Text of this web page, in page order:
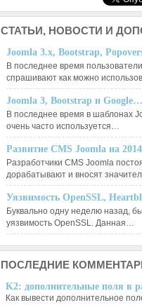
СТАТЬИ, НОВОСТИ И
Joomla 3.x, Bootstrap,
В последнее время
спрашивают как можно
Joomla 3, Bootstrap и Google…
В последнее время в шаблонах
очень часто используется…
Развитие CMS Joomla на
Разработчики CMS Joomla
дорабатывают и вносят
Уязвимость OpenSSL,
Буквально одну неделю назад,
уязвимость OpenSSL. Данная…
ПОСЛЕДНИЕ
K2: дополнительные поля в
Как вывести дополнительное